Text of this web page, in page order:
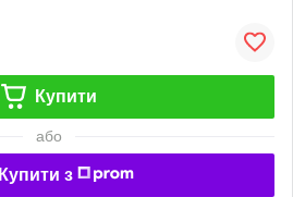
Купити
або
Купити з